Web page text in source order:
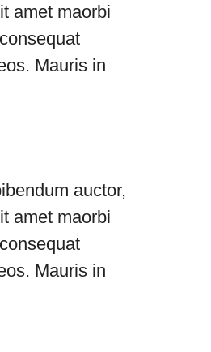
amet maorbi
Mauris in
auctor,
amet maorbi
Mauris in